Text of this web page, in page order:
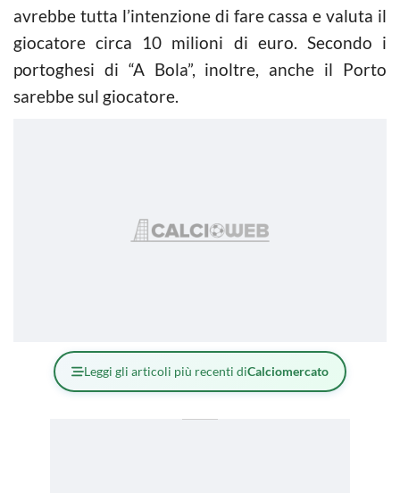
avrebbe tutta l’intenzione di fare cassa e valuta il
giocatore circa 10 milioni di euro. Secondo i
portoghesi di “A Bola”, inoltre, anche il Porto
sarebbe sul giocatore.
Leggi gli articoli più recenti diCalciomercato